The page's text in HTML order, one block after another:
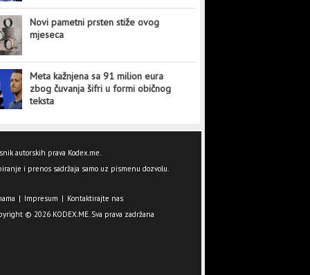
Novi pametni prsten stiže ovog
mjeseca
Meta kažnjena sa 91 milion eura
zbog čuvanja šifri u formi običnog
teksta
autorskih prava Kodex.me.
i prenos sadržaja samo uz pismenu dozvolu.
| Impresum | Kontaktirajte nas
© 2026 KODEX.ME. Sva prava zadržana